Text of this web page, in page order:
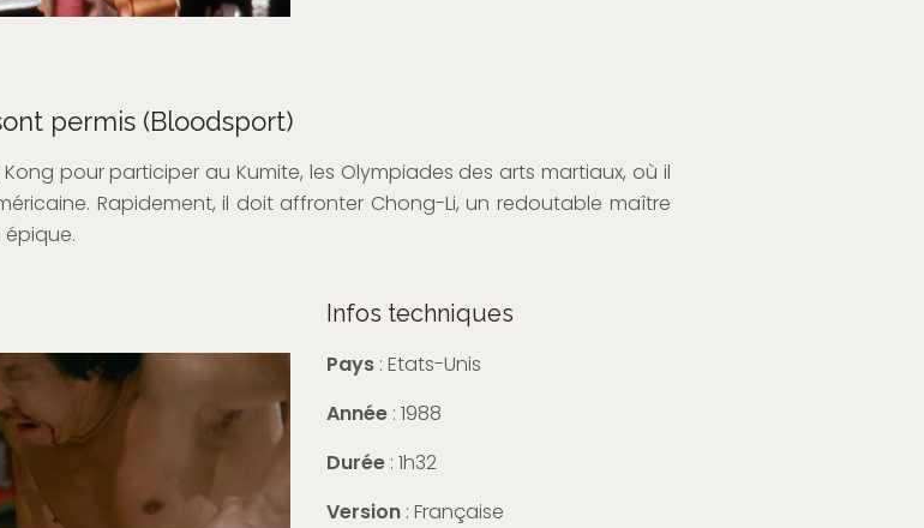
permis (Bloodsport)
pour participer au Kumite, les Olympiades des arts martiaux, où il
Rapidement, il doit affronter Chong-Li, un redoutable maître
Infos techniques
Pays : Etats-Unis
Année : 1988
Durée: 1h32
Version : Française